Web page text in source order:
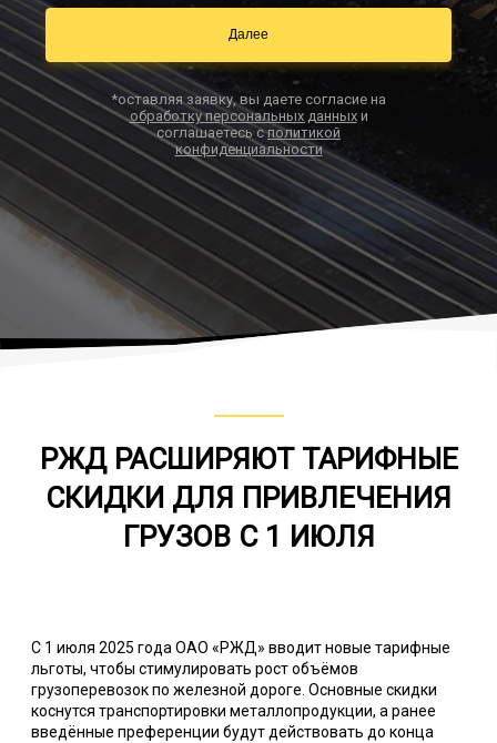
*оставляя заявку, вы даете согласие на
обработку персональных данныхи
соглашаетесь сполитикой
конфиденциальности
РЖД РАСШИРЯЮТ ТАРИФНЫЕ
СКИДКИ ДЛЯ ПРИВЛЕЧЕНИЯ
ГРУЗОВ С 1 ИЮЛЯ
С 1 июля 2025 года ОАО «РЖД» вводит новые тарифные
льготы, чтобы стимулировать рост объёмов
грузоперевозок по железной дороге. Основные скидки
коснутся транспортировки металлопродукции, а ранее
введённые преференции будут действовать до конца